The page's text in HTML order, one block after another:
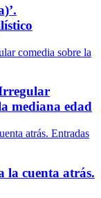
mediana edad
la cuenta atrás.